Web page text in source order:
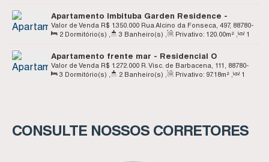
Apartamento Imbituba Garden Residence -
Centro - Imbituba SC
R$ 1.350.000
Valor de Venda
Rua Alcino da Fonseca, 497, 88780-
000, Centro, Imbituba, Santa Catarina, Brasil
2 Dormitório(s) 3 Banheiro(s) Privativo: 120 .00m²
1
Apartamento frente mar - Residencial O
Jangadeiro - Centro - Imbituba SC
R$ 1.272.000
Valor de Venda
R. Visc. de Barbacena, 111, 88780-
000, Centro, Imbituba, Santa Catarina, Brasil
3 Dormitório(s) 2 Banheiro(s) Privativo: 97.18m²
1
CONSULTE NOSSOS CORRETORES